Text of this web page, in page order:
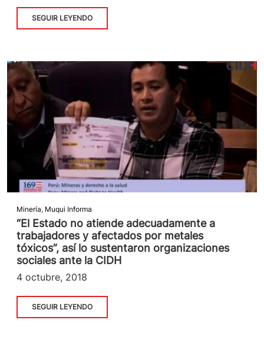
SEGUIR LEYENDO
Minería, Muqui Informa
“El Estado no atiende adecuadamente a
trabajadores y afectados por metales
tóxicos”, así lo sustentaron organizaciones
sociales ante la CIDH
4 octubre, 2018
SEGUIR LEYENDO